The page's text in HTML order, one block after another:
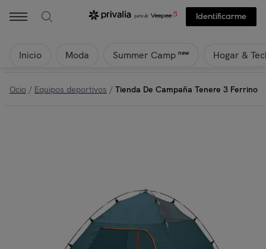
Identificarme
Inicio Moda Summer Camp new Hogar &
Ocio / Equipos deportivos / Tienda De Campaña Tenere 3 Ferrino